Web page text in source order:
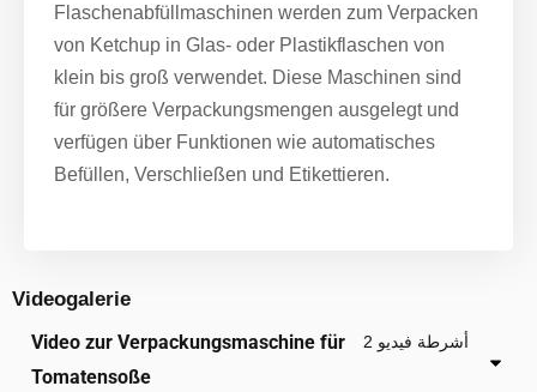
Flaschenabfüllmaschinen werden zum Verpacken
von Ketchup in Glas- oder Plastikflaschen von
klein bis groß verwendet. Diese Maschinen sind
für größere Verpackungsmengen ausgelegt und
verfügen über Funktionen wie automatisches
Befüllen, Verschließen und Etikettieren.
Videogalerie
Video zur Verpackungsmaschine für
Tomatensoße
2 أشرطة فيديو